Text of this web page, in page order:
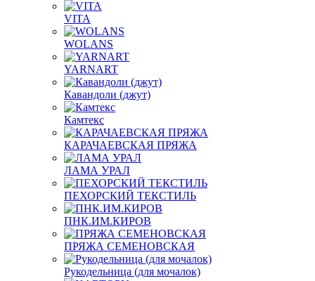
VITA
WOLANS
YARNART
Кавандоли (джут)
Камтекс
КАРАЧАЕВСКАЯ ПРЯЖА
ЛАМА УРАЛ
ПЕХОРСКИЙ ТЕКСТИЛЬ
ПНК.ИМ.КИРОВ
ПРЯЖА СЕМЕНОВСКАЯ
Рукодельница (для мочалок)